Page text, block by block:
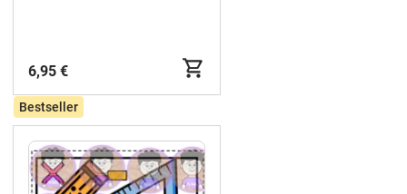
6,95 €
Bestseller